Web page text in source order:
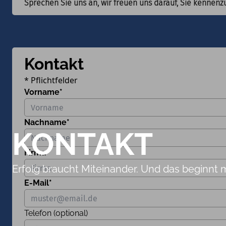
KONTAKT
Erfolg braucht Miteinander. Und das beginnt
Sprechen Sie uns an, wir freuen uns darauf, Sie
Kontakt
* Pflichtfelder
Vorname*
Nachname*
Firma*
E-Mail*
Telefon (optional)